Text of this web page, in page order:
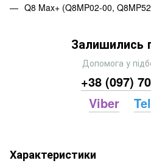
Q8 Max+ (Q8MP02-00,
Залишились
Допомога у
+38 (097)
Viber
Характеристики